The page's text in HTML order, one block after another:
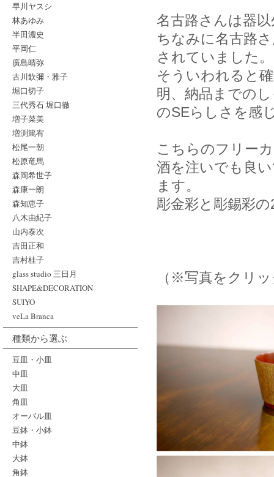
早川ヤスシ
林あゆみ
半田濃史
平岡仁
廣島晴弥
古川欽彌・雅子
堀口切子
三代秀石 堀口徹
増子菜美
増渕篤宥
松尾一朝
松原竜馬
森岡希世子
森康一朗
森知恵子
八木由紀子
山内泰次
吉田正和
吉村桂子
glass studio 三日月
SHAPE&DECORATION
SUIYO
veLa Branca
種類から選ぶ
豆皿・小皿
中皿
大皿
角皿
オーバル皿
豆鉢・小鉢
中鉢
大鉢
角鉢
名古路さんは器
ちなみに名古路
されていました。
そういわれると
明、納品までの
のSEらしさを感
こちらのフリー
酒を注いでも良
ます。
彫金彩と彫錫彩
（※写真をクリ